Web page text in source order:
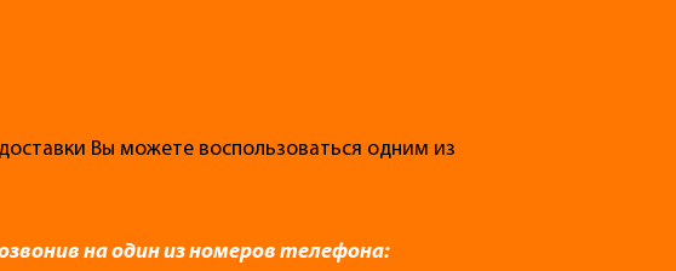
Вы можете воспользоваться одним из
на один из номеров телефона: